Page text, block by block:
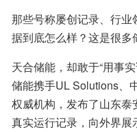
那些号称屡创记录、行
据到底怎么样？这是很多
天合储能，却敢于“用事
储能携手UL Solutions、
权威机构，发布了山东
真实运行记录，向外界